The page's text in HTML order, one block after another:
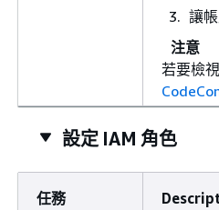
讓
注意
若要檢
設定 IAM 角色
任務